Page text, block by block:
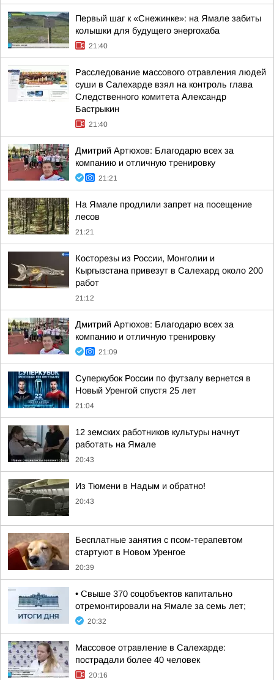
Первый шаг к «Снежинке»: на Ямале забиты
колышки для будущего энергохаба
21:40
Расследование массового отравления людей
суши в Салехарде взял на контроль глава
Следственного комитета Александр
Бастрыкин
21:40
Дмитрий Артюхов: Благодарю всех за
компанию и отличную тренировку
21:21
На Ямале продлили запрет на посещение
лесов
21:21
Косторезы из России, Монголии и
Кыргызстана привезут в Салехард около 200
работ
21:12
Дмитрий Артюхов: Благодарю всех за
компанию и отличную тренировку
21:09
Суперкубок России по футзалу вернется в
Новый Уренгой спустя 25 лет
21:04
12 земских работников культуры начнут
работать на Ямале
20:43
Из Тюмени в Надым и обратно!
20:43
Бесплатные занятия с псом-терапевтом
стартуют в Новом Уренгое
20:39
• Свыше 370 соцобъектов капитально
отремонтировали на Ямале за семь лет;
20:32
Массовое отравление в Салехарде:
пострадали более 40 человек
20:16